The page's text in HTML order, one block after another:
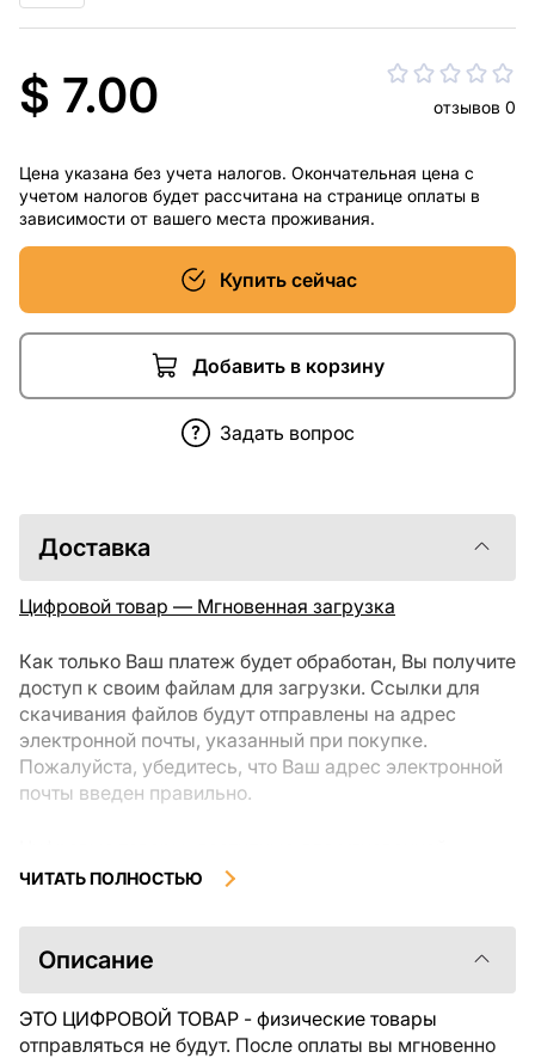
$ 7.00 отзывов 0
Цена указана без учета налогов. Окончательная цена с
учетом налогов будет рассчитана на странице оплаты в
зависимости от вашего места проживания.
Купить сейчас
Добавить в корзину
Задать вопрос
Доставка
Цифровой товар — Мгновенная загрузка
Как только Ваш платеж будет обработан, Вы получите
доступ к своим файлам для загрузки. Ссылки для
скачивания файлов будут отправлены на адрес
электронной почты, указанный при покупке.
Пожалуйста, убедитесь, что Ваш адрес электронной
почты введен правильно.
загрузки, не подлежат возврату или обмену после их
ознакомиться с описанием товара и задать все
интересующие Вас вопросы перед покупкой. Если у
свяжитесь с продавцом напрямую.
ЧИТАТЬ ПОЛНОСТЬЮ
Описание
ЭТО ЦИФРОВОЙ ТОВАР - физические товары
отправляться не будут. После оплаты вы мгновенно